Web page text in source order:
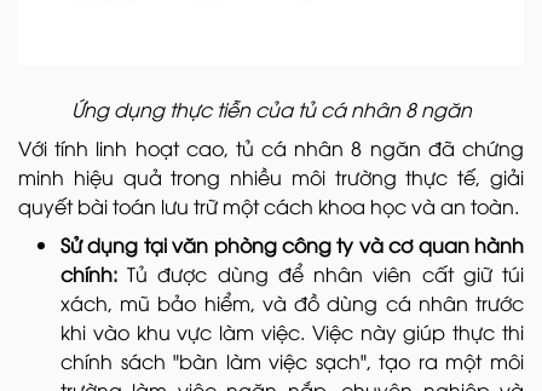
Ứng dụng thực tiễn của tủ cá nhân 8 ngăn
Với tính linh hoạt cao, tủ cá nhân 8 ngăn đã chứng
minh hiệu quả trong nhiều môi trường thực tế, giải
quyết bài toán lưu trữ một cách khoa học và an toàn.
Sử dụng tại văn phòng công ty và cơ quan hành
chính: Tủ được dùng để nhân viên cất giữ túi
xách, mũ bảo hiểm, và đồ dùng cá nhân trước
khi vào khu vực làm việc. Việc này giúp thực thi
chính sách "bàn làm việc sạch", tạo ra một môi